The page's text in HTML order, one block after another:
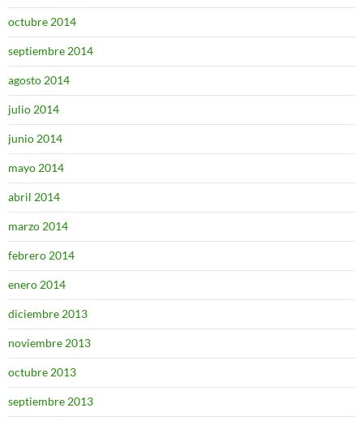
octubre 2014
septiembre 2014
agosto 2014
julio 2014
junio 2014
mayo 2014
abril 2014
marzo 2014
febrero 2014
enero 2014
diciembre 2013
noviembre 2013
octubre 2013
septiembre 2013